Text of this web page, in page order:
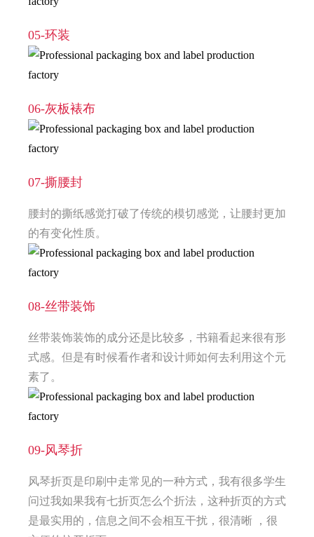
05-环装
06-灰板裱布
07-撕腰封
腰封的撕纸感觉打破了传统的模切感觉，让腰封更加
的有变化性质。
08-丝带装饰
丝带装饰装饰的成分还是比较多，书籍看起来很有形
式感。但是有时候看作者和设计师如何去利用这个元
素了。
09-风琴折
风琴折页是印刷中走常见的一种方式，我有很多学生
问过我如果我有七折页怎么个折法，这种折页的方式
是最实用的，信息之间不会相互干扰，很清晰 ，很